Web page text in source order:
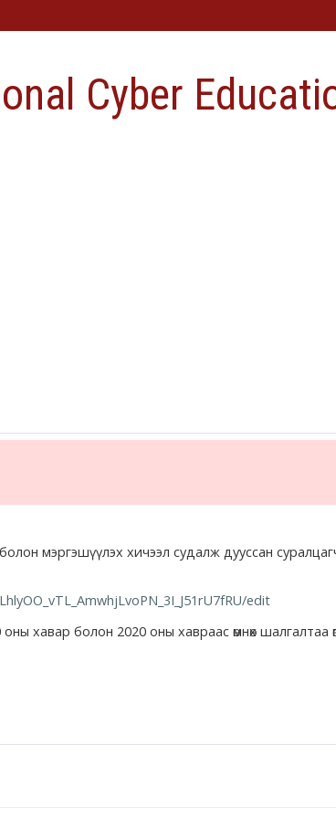
Cyber
мэргэшүүлэх хичээл судалж дууссан
edit
оны хавар болон 2020 оны хавраас өмнөх